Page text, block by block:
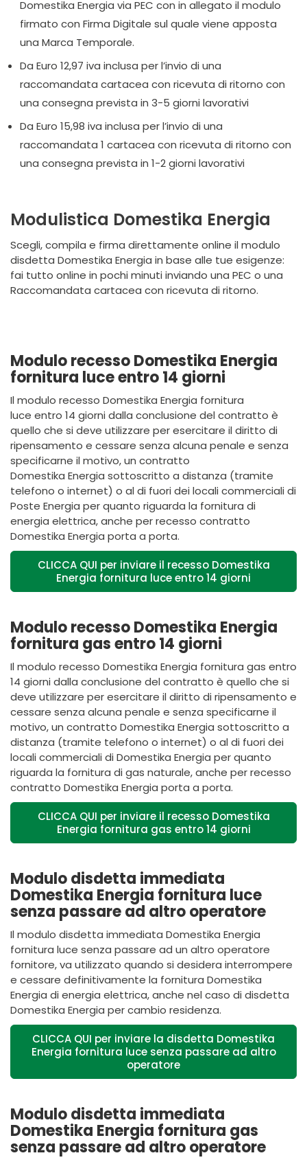
Domestika Energia via PEC con in allegato il modulo
firmato con Firma Digitale sul quale viene apposta
una Marca Temporale.
Da Euro 12,97 iva inclusa per l’invio di una
raccomandata cartacea con ricevuta di ritorno con
una consegna prevista in 3-5 giorni lavorativi
Da Euro 15,98 iva inclusa per l’invio di una
raccomandata 1 cartacea con ricevuta di ritorno con
una consegna prevista in 1-2 giorni lavorativi
Modulistica Domestika Energia
Scegli, compila e firma direttamente online il modulo
disdetta Domestika Energia in base alle tue esigenze:
fai tutto online in pochi minuti inviando una PEC o una
Raccomandata cartacea con ricevuta di ritorno.
Modulo recesso Domestika Energia
fornitura luce entro 14 giorni
Il modulo recesso Domestika Energia fornitura
luce entro 14 giorni dalla conclusione del contratto è
quello che si deve utilizzare per esercitare il diritto di
ripensamento e cessare senza alcuna penale e senza
specificarne il motivo, un contratto
Domestika Energia sottoscritto a distanza (tramite
telefono o internet) o al di fuori dei locali commerciali di
Poste Energia per quanto riguarda la fornitura di
energia elettrica,anche per recesso contratto
Domestika Energia porta a porta.
CLICCA QUI per inviare il recesso Domestika
Energia fornitura luce entro 14 giorni
Modulo recesso Domestika Energia
fornitura gas entro 14 giorni
Il modulo recesso Domestika Energia fornitura gas entro
14 giorni dalla conclusione del contratto è quello che si
deve utilizzare per esercitare il diritto di ripensamento e
cessare senza alcuna penale e senza specificarne il
motivo, un contratto Domestika Energia sottoscritto a
distanza (tramite telefono o internet) o al di fuori dei
locali commerciali di Domestika Energia per quanto
riguarda la fornitura di gas naturale, anche per recesso
contratto Domestika Energia porta a porta.
CLICCA QUI per inviare il recesso Domestika
Energia fornitura gas entro 14 giorni
Modulo disdetta immediata
Domestika Energia fornitura luce
senza passare ad altro operatore
Il modulo disdetta immediata Domestika Energia
fornitura luce senza passare ad un altro operatore
fornitore, va utilizzato quando si desidera interrompere
e cessare definitivamente la fornitura Domestika
Energia di energia elettrica, anche nel caso di disdetta
Domestika Energia per cambio residenza.
CLICCA QUI per inviare la disdetta Domestika
Energia fornitura luce senza passare ad altro
operatore
Modulo disdetta immediata
Domestika Energia fornitura gas
senza passare ad altro operatore